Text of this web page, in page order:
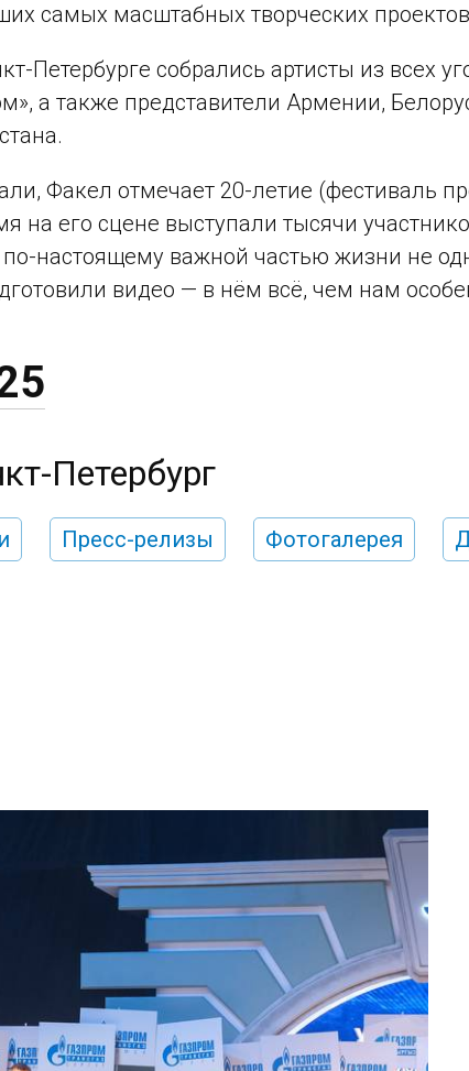
самых масштабных творческих
Петербурге собрались артисты из всех
а также представители Армении,
Факел отмечает 20-летие (фестиваль
на его сцене выступали тысячи
по-настоящему важной частью жизни не
видео — в нём всё, чем нам
Петербург
Пресс-релизы Фотогалерея